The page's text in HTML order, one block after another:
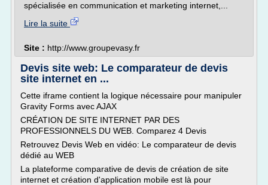
spécialisée en communication et marketing internet,...
Lire la suite
Site : http://www.groupevasy.fr
Devis site web: Le comparateur de devis
site internet en ...
Cette iframe contient la logique nécessaire pour manipuler
Gravity Forms avec AJAX
CRÉATION DE SITE INTERNET PAR DES
PROFESSIONNELS DU WEB. Comparez 4 Devis
Retrouvez Devis Web en vidéo: Le comparateur de devis
dédié au WEB
La plateforme comparative de devis de création de site
internet et création d'application mobile est là pour